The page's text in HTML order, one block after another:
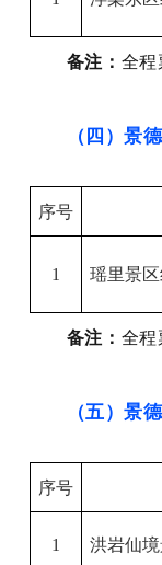
备注： 全程
（四）景
序号
1 瑶里景
备注： 全程
（五）景
序号
1 洪岩仙境